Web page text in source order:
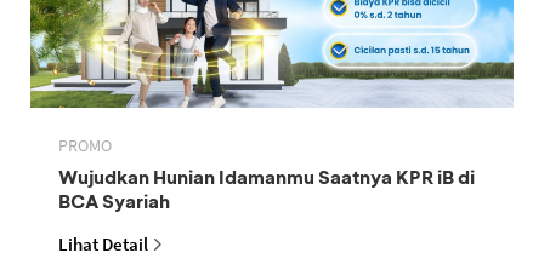
PROMO
Wujudkan Hunian Idamanmu Saatnya KPR iB di
BCA Syariah
Lihat Detail